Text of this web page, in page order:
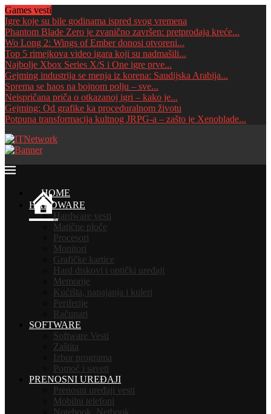
Games vesti
Igre koje su bile godinama ispred svog vremena
Phantom Blade Zero je zvanično završen: pretprodaja kreće...
Wo Long 2: Wings of Ember donosi otvoreni...
Top 5 rimejkova video igara koji su nadmašili...
Najbolje Xbox Series X/S i One igre prve...
Gejming industrija se menja iz korena: Saudijska Arabija...
Sprema se haos na bojnom polju – sve...
Neispričana priča o otkazanoj igri – kako je...
Gejming: Od grafike ka proceduralnom životu
Potpuna transformacija kultnog JRPG-a – zašto je Xenoblade...
HOME
HARDWARE
Hardware vesti
Matične ploče
Procesori
Monitori
Grafičke kartice
Hard diskovi i optički uređaji
Memorije
Kućišta, napajanja i kuleri
Periferije
Računari
SOFTWARE
Software Vesti
Zaštita
Izbor programa
Pomoć i saveti
PRENOSNI UREĐAJI
Prenosni uređaji vesti
Mobilni telefoni
Notebook, Netbook